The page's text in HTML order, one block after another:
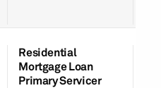
Residential
Mortgage Loan
Primary Servicer